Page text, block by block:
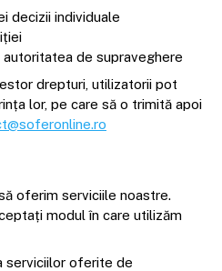
decizii individuale
de supraveghere
drepturi, utilizatorii pot
lor, pe care să o trimită apoi
oferim serviciile noastre.
modul în care utilizăm
serviciilor oferite de